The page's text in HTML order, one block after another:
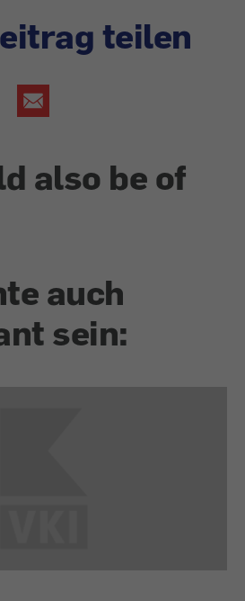
teilen
also be of
auch
sein: